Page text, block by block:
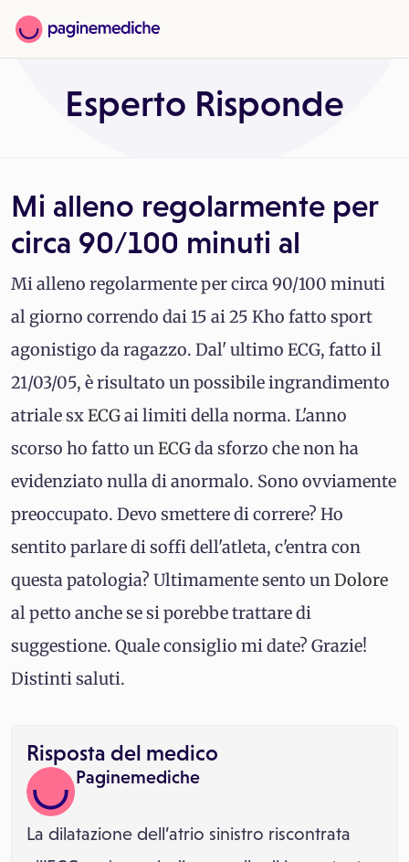
Esperto Risponde
Mi alleno regolarmente per
circa 90/100 minuti al
Mi alleno regolarmente per circa 90/100 minuti
al giorno correndo dai 15 ai 25 Kho fatto sport
agonistigo da ragazzo. Dal' ultimo ECG, fatto il
21/03/05, è risultato un possibile ingrandimento
atriale sxECGai limiti della norma. L'anno
scorso ho fatto unECGda sforzo che non ha
evidenziato nulla di anormalo. Sono ovviamente
preoccupato. Devo smettere di correre? Ho
sentito parlare di soffi dell'atleta, c'entra con
questa patologia? Ultimamente sento unDolore
al petto anche se si porebbe trattare di
suggestione. Quale consiglio mi date? Grazie!
Distinti saluti.
Risposta del medico
Paginemediche
La dilatazione dell’atrio sinistro riscontrata